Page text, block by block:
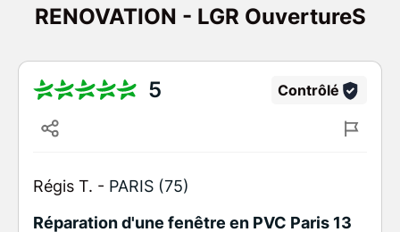
RENOVATION - LGR OuvertureS
5 Contrôlé
Régis T. - PARIS (75)
Réparation d'une fenêtre en PVC Paris 13